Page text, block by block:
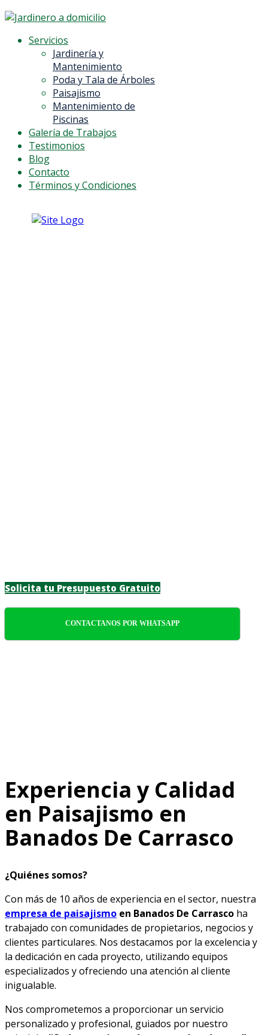
Servicios
Jardinería y
Mantenimiento
Poda y Tala de Árboles
Paisajismo
Mantenimiento de
Piscinas
Galería de Trabajos
Testimonios
Blog
Contacto
Términos y Condiciones
Solicita tu Presupuesto Gratuito
CONTACTANOS POR WHATSAPP
Experiencia y Calidad
en Paisajismo en
Banados De Carrasco
¿Quiénes somos?
Con más de 10 años de experiencia en el sector, nuestra
empresa de paisajismo en Banados De Carrasco ha
trabajado con comunidades de propietarios, negocios y
clientes particulares. Nos destacamos por la excelencia y
la dedicación en cada proyecto, utilizando equipos
especializados y ofreciendo una atención al cliente
inigualable.
Nos comprometemos a proporcionar un servicio
personalizado y profesional, guiados por nuestro